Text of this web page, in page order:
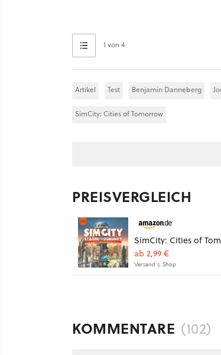
1 von 4
Artikel Test Benjamin Danneberg
SimCity: Cities of Tomorrow
PREISVERGLEICH
SimCity: Cities of
ab 2,99 €
Versand s. Shop
KOMMENTARE (102)